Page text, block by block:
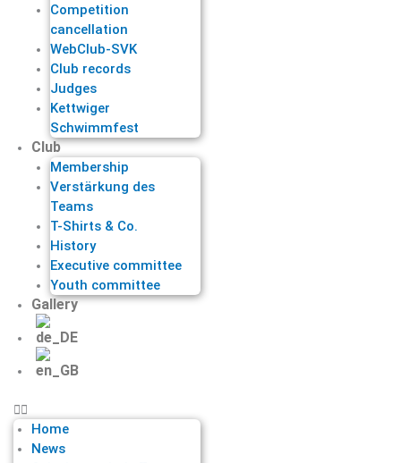
Competition
cancellation
WebClub-SVK
Club records
Judges
Kettwiger
Schwimmfest
Club
Membership
Verstärkung des
Teams
T-Shirts & Co.
History
Executive committee
Youth committee
Gallery
Home
News